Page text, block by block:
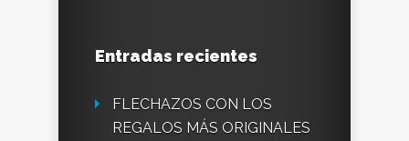
Entradas recientes
FLECHAZOS CON LOS
REGALOS MÁS ORIGINALES